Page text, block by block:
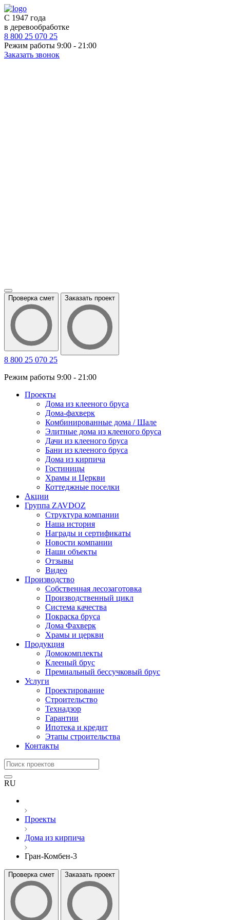
С 1947 года
в деревообработке
8 800 25 070 25
Режим работы 9:00 - 21:00
Заказать звонок
Проверка смет Заказать проект
8 800 25 070 25
Режим работы 9:00 - 21:00
Проекты
Дома из клееного бруса
Дома-фахверк
Комбинированные дома / Шале
Элитные дома из клееного бруса
Дачи из клееного бруса
Бани из клееного бруса
Дома из кирпича
Гостиницы
Храмы и Церкви
Коттеджные поселки
Акции
Группа ZAVDOZ
Структура компании
Наша история
Награды и сертификаты
Новости компании
Наши объекты
Отзывы
Видео
Производство
Собственная лесозаготовка
Производственный цикл
Система качества
Покраска бруса
Дома Фахверк
Храмы и церкви
Продукция
Домокомплекты
Клееный брус
Премиальный бессучковый брус
Услуги
Проектирование
Строительство
Технадзор
Гарантии
Ипотека и кредит
Этапы строительства
Контакты
RU
Проекты
Дома из кирпича
Гран-Комбен-3
Проверка смет Заказать проект